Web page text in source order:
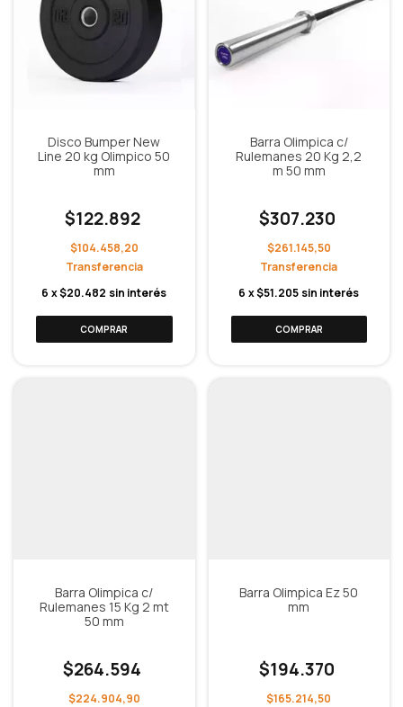
Disco Bumper New
Line 20 kg Olimpico 50
mm
$122.892
$104.458,20
6 x$20.482 sin interés
Barra Olimpica c/
Rulemanes 20 Kg 2,2
m 50 mm
$307.230
$261.145,50
6 x$51.205 sin interés
Barra Olimpica c/
Rulemanes 15 Kg 2 mt
50 mm
$264.594
$224.904,90
Barra Olimpica Ez 50
mm
$194.370
$165.214,50